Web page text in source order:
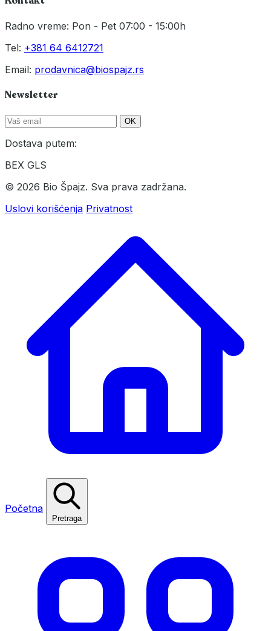
Radno vreme: Pon - Pet 07:00 - 15:00h
Tel: +381 64 6412721
Email: prodavnica@biospajz.rs
Newsletter
OK
Dostava putem:
BEX GLS
© 2026 Bio Špajz. Sva prava zadržana.
Uslovi korišćenja Privatnost
Početna
Pretraga